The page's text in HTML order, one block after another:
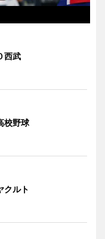
西武
校野球
クルト